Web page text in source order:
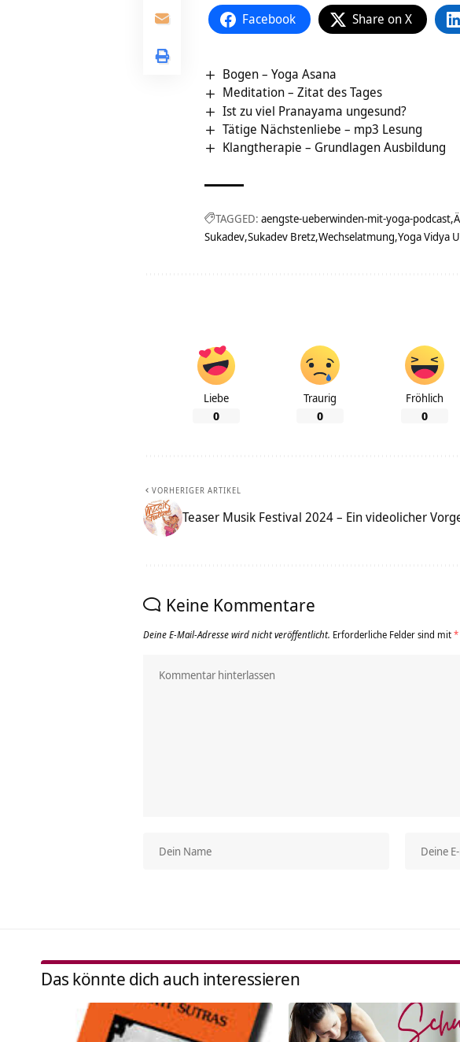
Facebook Share on X
Bogen – Yoga Asana
Meditation – Zitat des Tages
Ist zu viel Pranayama ungesund?
Tätige Nächstenliebe – mp3 Lesung
Klangtherapie – Grundlagen Ausbildung
TAGGED: aengste-ueberwinden-mit-yoga-podcast
Sukadev Sukadev Bretz Wechselatmung Yoga Vidya
Liebe
0
Traurig
0
Fröhlich
0
VORHERIGER ARTIKEL
Teaser Musik Festival 2024 – Ein videolicher
Keine Kommentare
Deine E-Mail-Adresse wird nicht veröffentlicht. Erforderliche Felder sind mit*
Das könnte dich auch interessieren